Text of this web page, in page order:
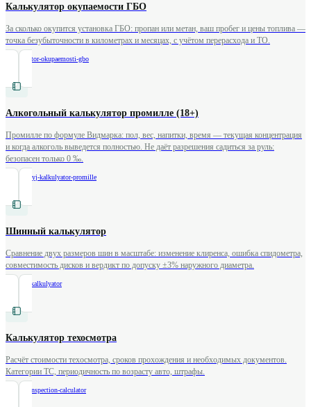
Калькулятор окупаемости ГБО
За сколько окупится установка ГБО: пропан или метан, ваш пробег и цены топлива —
точка безубыточности в километрах и месяцах, с учётом перерасхода и ТО.
kalkulyator-okupaemosti-gbo
Алкогольный калькулятор промилле (18+)
Промилле по формуле Видмарка: пол, вес, напитки, время — текущая концентрация
и когда алкоголь выведется полностью. Не даёт разрешения садиться за руль:
безопасен только 0 ‰.
alkogolnyj-kalkulyator-promille
Шинный калькулятор
Сравнение двух размеров шин в масштабе: изменение клиренса, ошибка спидометра,
совместимость дисков и вердикт по допуску ±3% наружного диаметра.
shinnyj-kalkulyator
Калькулятор техосмотра
Расчёт стоимости техосмотра, сроков прохождения и необходимых документов.
Категории ТС, периодичность по возрасту авто, штрафы.
vehicle-inspection-calculator